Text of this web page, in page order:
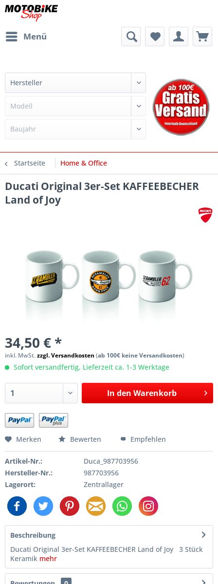
Menü
Startseite Home & Office
Ducati Original 3er-Set KAFFEEBECHER
Land of Joy
34,50 € *
inkl. MwSt.zzgl. Versandkosten (ab 100€ keine Versandkosten)
Sofort versandfertig, Lieferzeit ca. 1-3 Werktage
In den Warenkorb
Merken Bewerten Empfehlen
Artikel-Nr.:
Duca_987703956
Hersteller-Nr.:
987703956
Lagerort:
Zentrallager
Beschreibung
Ducati Original 3er-Set KAFFEEBECHER Land of Joy 3 Stück
Keramik mehr